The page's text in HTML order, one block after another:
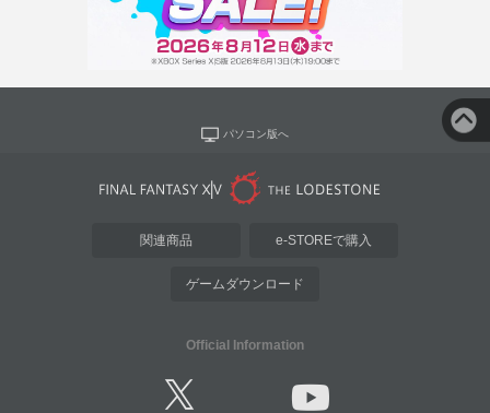
パソコン版へ
関連商品 e-STOREで購入
ゲームダウンロード
Official Information